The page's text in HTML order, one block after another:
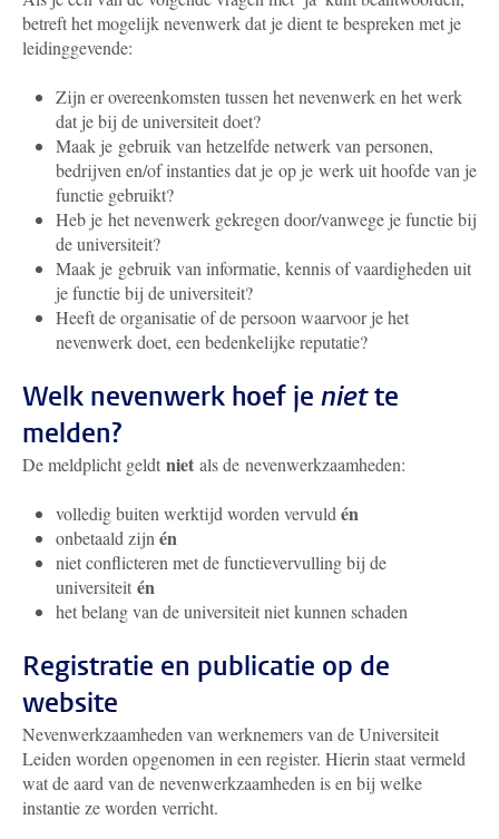
betreft het mogelijk nevenwerk dat je dient te bespreken met je
leidinggevende:
Zijn er overeenkomsten tussen het nevenwerk en het werk
dat je bij de universiteit doet?
Maak je gebruik van hetzelfde netwerk van personen,
bedrijven en/of instanties dat je op je werk uit hoofde van je
functie gebruikt?
Heb je het nevenwerk gekregen door/vanwege je functie bij
de universiteit?
Maak je gebruik van informatie, kennis of vaardigheden uit
je functie bij de universiteit?
Heeft de organisatie of de persoon waarvoor je het
nevenwerk doet, een bedenkelijke reputatie?
Welk nevenwerk hoef je niette
melden?
De meldplicht geldt niet als de nevenwerkzaamheden:
volledig buiten werktijd worden vervuld én
onbetaald zijn én
niet conflicteren met de functievervulling bij de
universiteit én
het belang van de universiteit niet kunnen schaden
Registratie en publicatie op de
website
Nevenwerkzaamheden van werknemers van de Universiteit
Leiden worden opgenomen in een register. Hierin staat vermeld
wat de aard van de nevenwerkzaamheden is en bij welke
instantie ze worden verricht.